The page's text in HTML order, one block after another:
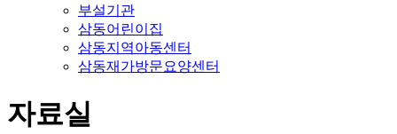
부설기관
삼동어린이집
삼동지역아동센터
삼동재가방문요양센터
자료실